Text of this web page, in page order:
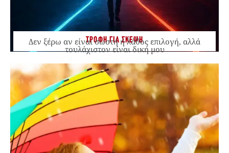
ΤΡΟΦΗ ΓΙΑ ΣΚΕΨΗ
Δεν ξέρω αν είναι σωστή ή λάθος επιλογή, αλλά
τουλάχιστον είναι δική μου